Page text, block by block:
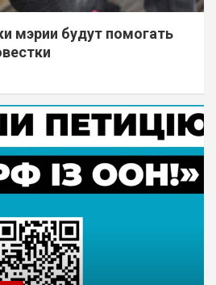
мэрии будут помогать